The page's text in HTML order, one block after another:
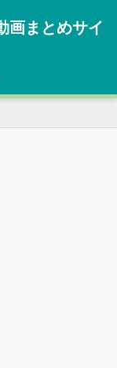
画まとめサイ